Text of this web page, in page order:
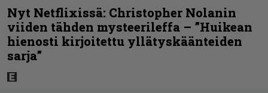
Nyt Netflixissä: Christopher Nolanin
viiden tähden mysteerileffa – ”Huikean
hienosti kirjoitettu yllätyskäänteiden
sarja”